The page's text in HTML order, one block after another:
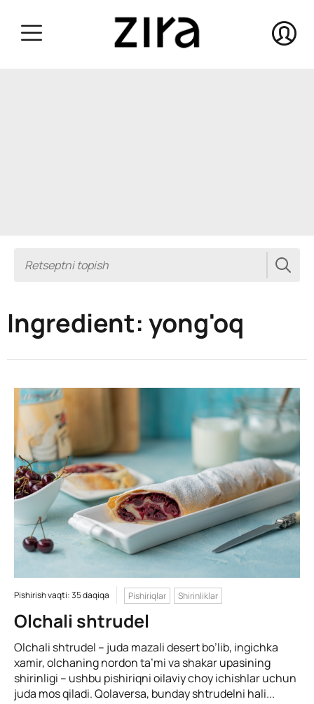
Ingredient: yong'oq
Pishirish vaqti: 35 daqiqa Pishiriqlar Shirinliklar
Olchali shtrudel
Olchali shtrudel – juda mazali desert bo’lib, ingichka
xamir, olchaning nordon ta’mi va shakar upasining
shirinligi – ushbu pishiriqni oilaviy choy ichishlar uchun
juda mos qiladi. Qolaversa, bunday shtrudelni hali...